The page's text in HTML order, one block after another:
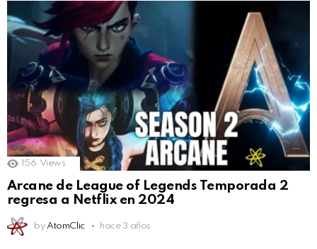
156 Views
Arcane de League of Legends Temporada 2
regresa a Netflix en 2024
by AtomClic hace 3 años